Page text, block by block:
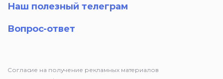
Наш полезный телеграм
Вопрос-ответ
Согласие на получение рекламных материалов